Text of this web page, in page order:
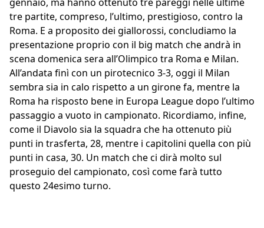
tre partite, compreso, l’ultimo, prestigioso, contro la
Roma. E a proposito dei giallorossi, concludiamo la
presentazione proprio con il big match che andrà in
scena domenica sera all’Olimpico tra Roma e Milan.
All’andata finì con un pirotecnico 3-3, oggi il Milan
sembra sia in calo rispetto a un girone fa, mentre la
Roma ha risposto bene in Europa League dopo l’ultimo
passaggio a vuoto in campionato. Ricordiamo, infine,
come il Diavolo sia la squadra che ha ottenuto più
punti in trasferta, 28, mentre i capitolini quella con più
punti in casa, 30. Un match che ci dirà molto sul
proseguio del campionato, così come farà tutto
questo 24esimo turno.